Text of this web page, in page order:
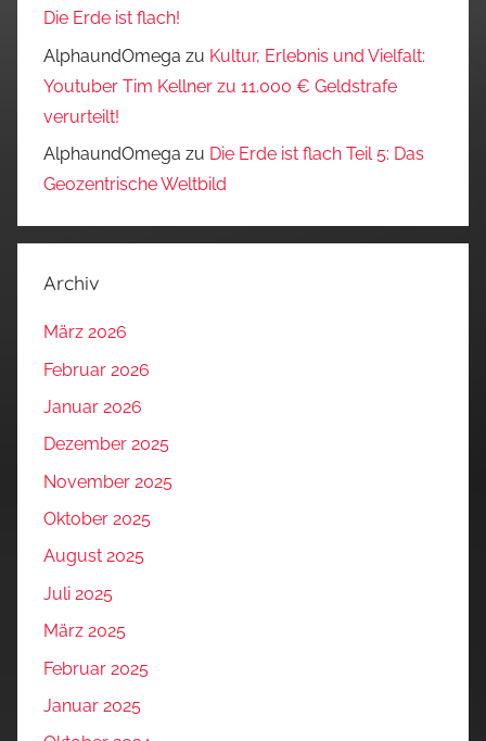
Die Erde ist flach!
AlphaundOmega zu Kultur, Erlebnis und Vielfalt:
Youtuber Tim Kellner zu 11.000 € Geldstrafe
verurteilt!
AlphaundOmega zu Die Erde ist flach Teil 5: Das
Geozentrische Weltbild
Archiv
März 2026
Februar 2026
Januar 2026
Dezember 2025
November 2025
Oktober 2025
August 2025
Juli 2025
März 2025
Februar 2025
Januar 2025